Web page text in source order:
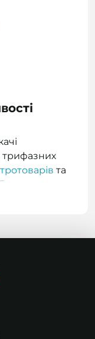
трифазних
та
. Головна